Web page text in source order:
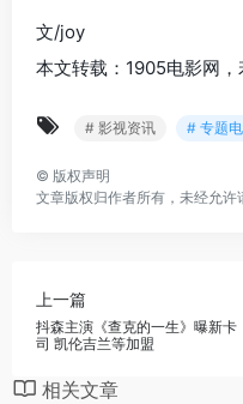
文/joy
本文转载：1905电影网
# 影视资讯 # 专题
© 版权声明
文章版权归作者所有，未经允许
上一篇
抖森主演《查克的一生》曝新卡
司 凯伦吉兰等加盟
相关文章